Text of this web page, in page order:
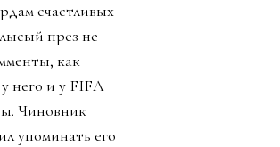
счастливых
през не
как
у него и у FIFA
Чиновник
упоминать его